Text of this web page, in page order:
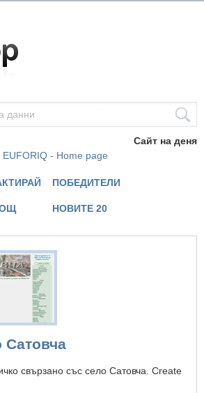
Сайт на деня
EUFORIQ - Home page
ПОБЕДИТЕЛИ
НОВИТЕ 20
Сатовча
свързано със село Сатовча. Create